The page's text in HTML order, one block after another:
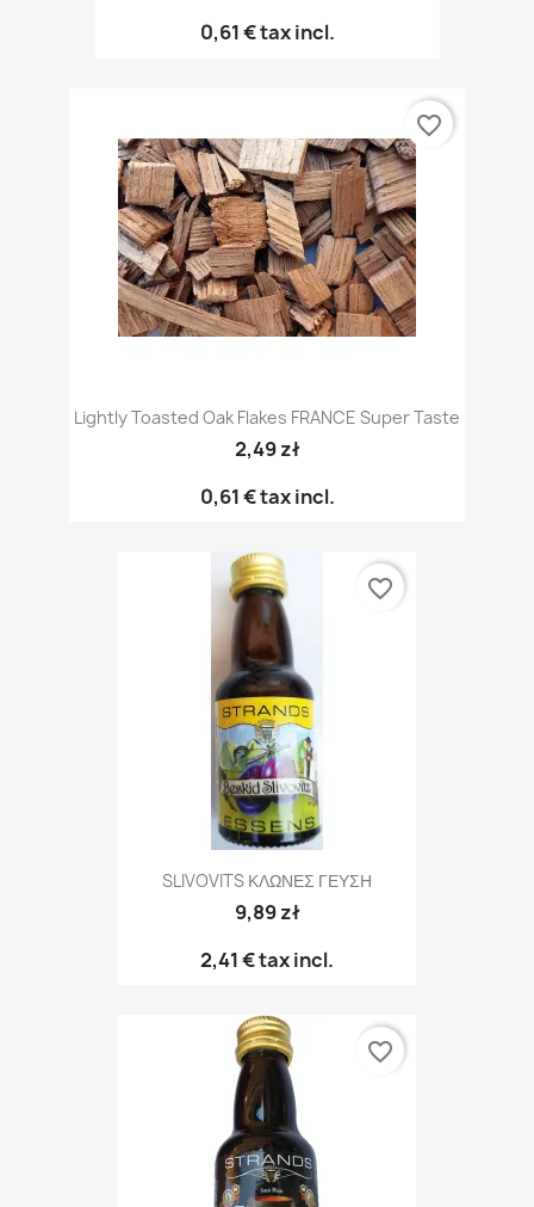
0,61 €tax incl.
Lightly Toasted Oak Flakes FRANCE Super Taste
2,49 zł
0,61 €tax incl.
favorite_border
SLIVOVITS ΚΛΩΝΕΣ ΓΕΥΣΗ
9,89 zł
2,41 €tax incl.
favorite_border
favorite_border